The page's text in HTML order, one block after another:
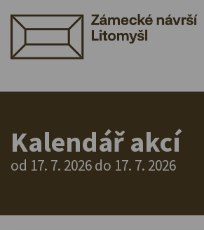
Kalendář akcí
od 17. 7. 2026 do 17. 7. 2026